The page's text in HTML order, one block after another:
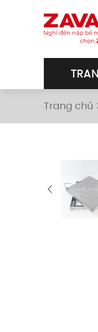
Skip to main
Trang chủ